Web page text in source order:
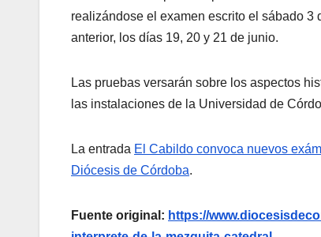
realizándose el examen escrito el sábado
anterior, los días 19, 20 y 21 de junio.
Las pruebas versarán sobre los aspectos
las instalaciones de la Universidad de
La entrada El Cabildo convoca nuevos
Diócesis de Córdoba.
Fuente original: https://